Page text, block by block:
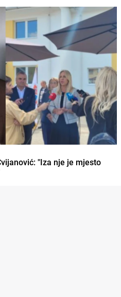
"Iza nje je mjesto